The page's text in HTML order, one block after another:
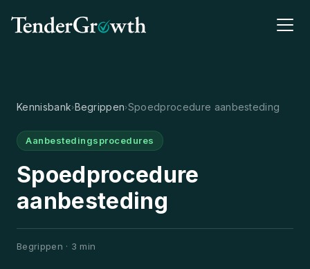
Spoedprocedure
aanbesteding
Begrippen · 3 min
Aanbestedingsprocedures
Kennisbank›Begrippen›Spoedprocedure aanbesteding